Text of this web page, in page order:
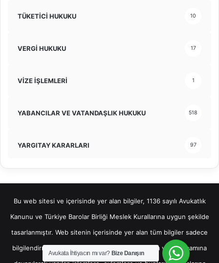
TÜKETİCİ HUKUKU 10
VERGİ HUKUKU 17
VİZE İŞLEMLERİ 1
YABANCILAR VE VATANDAŞLIK HUKUKU 518
YARGITAY KARARLARI 97
Bu web sitesi ve içerisinde yer alan bilgiler, 1136 sayılı Avukatlık
Kanunu ve Türkiye Barolar Birliği Meslek Kurallarına uygun şekilde
tasarlanmıştır. Web sitenin içerisinde yer alan tüm bilgiler sadece
bilgilendirme amaçlı olup, bu bilgilerin bir kısmına veya tamamına
Avukata İhtiyacın mı var? Bize Danışın